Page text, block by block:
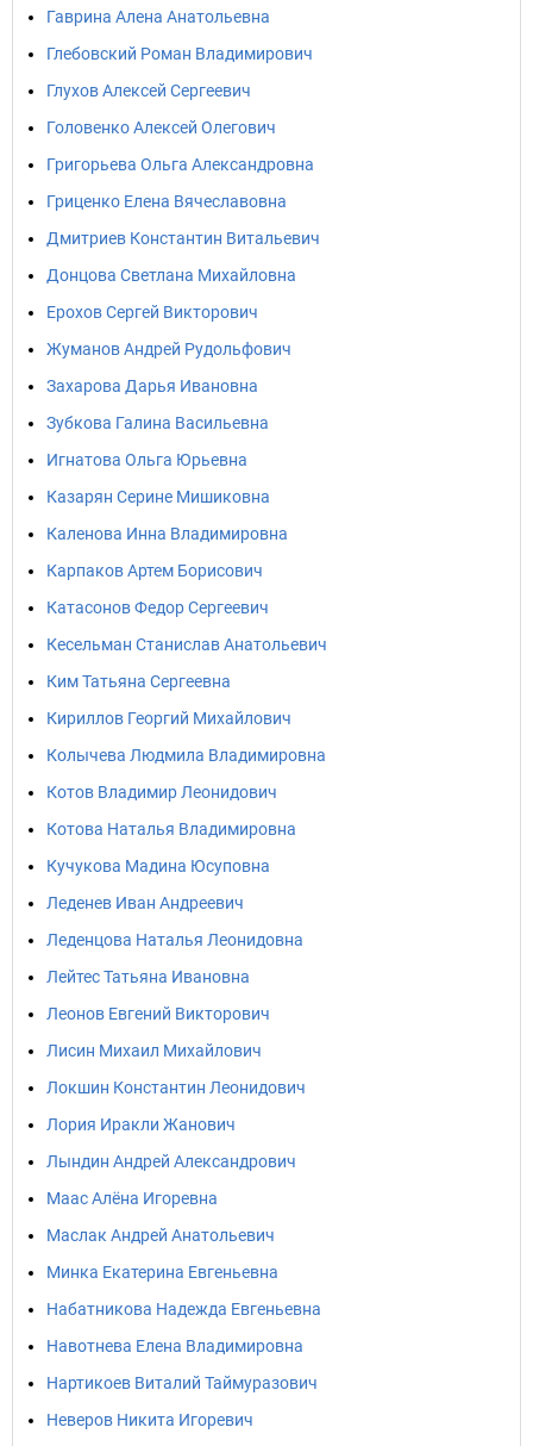
Гаврина Алена Анатольевна
Глебовский Роман Владимирович
Глухов Алексей Сергеевич
Головенко Алексей Олегович
Григорьева Ольга Александровна
Гриценко Елена Вячеславовна
Дмитриев Константин Витальевич
Донцова Светлана Михайловна
Ерохов Сергей Викторович
Жуманов Андрей Рудольфович
Захарова Дарья Ивановна
Зубкова Галина Васильевна
Игнатова Ольга Юрьевна
Казарян Серине Мишиковна
Каленова Инна Владимировна
Карпаков Артем Борисович
Катасонов Федор Сергеевич
Кесельман Станислав Анатольевич
Ким Татьяна Сергеевна
Кириллов Георгий Михайлович
Колычева Людмила Владимировна
Котов Владимир Леонидович
Котова Наталья Владимировна
Кучукова Мадина Юсуповна
Леденев Иван Андреевич
Леденцова Наталья Леонидовна
Лейтес Татьяна Ивановна
Леонов Евгений Викторович
Лисин Михаил Михайлович
Локшин Константин Леонидович
Лория Иракли Жанович
Лындин Андрей Александрович
Маас Алёна Игоревна
Маслак Андрей Анатольевич
Минка Екатерина Евгеньевна
Набатникова Надежда Евгеньевна
Навотнева Елена Владимировна
Нартикоев Виталий Таймуразович
Неверов Никита Игоревич